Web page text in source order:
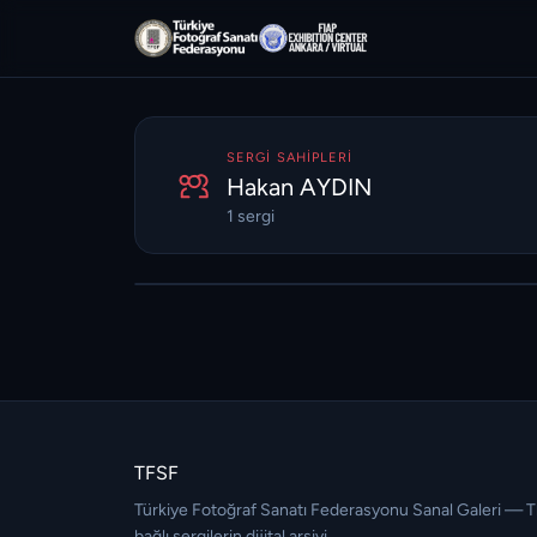
SERGI SAHIPLERI
Hakan AYDIN
1 sergi
Marş Mira
11.07.202156 ◷
TFSF
Türkiye Fotoğraf Sanatı Federasyonu Sanal Galeri —